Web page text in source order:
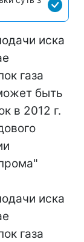
иска
газа
быть
в 2012 г.
иска
газа